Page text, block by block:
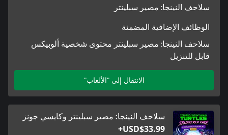
سلاحف النينجا: مصير سبلينتر
الوظائف الإضافية المضمنة
سلاحف النينجا: مصير سبلينتر محتوى شخصية ألوبيكس
قابل للتنزيل
الانتقال إلى "الألعاب"
سلاحف النينجا: مصير سبلينتر وكايسي جونز
USD$33.99+